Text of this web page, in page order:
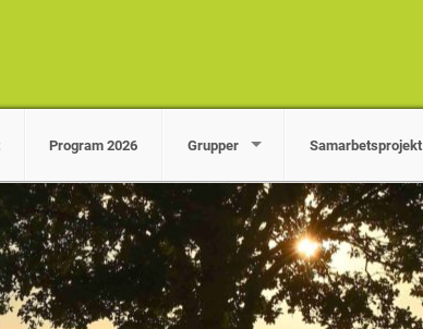
Program 2026 Grupper Samarbetsprojekt